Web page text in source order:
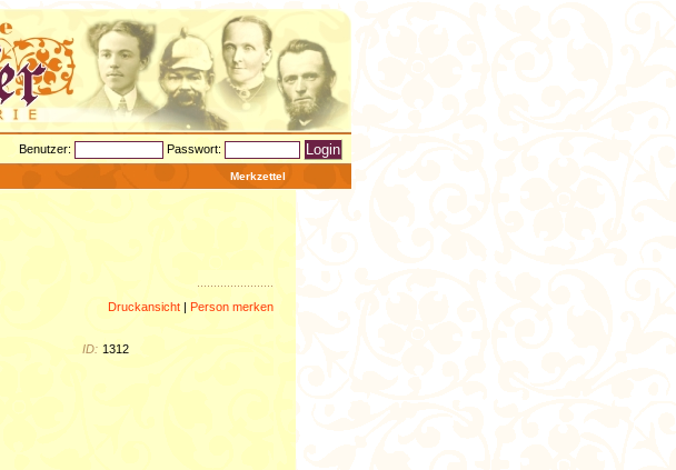
Benutzer: Passwort:
Merkzettel
Druckansicht | Person merken
ID: 1312